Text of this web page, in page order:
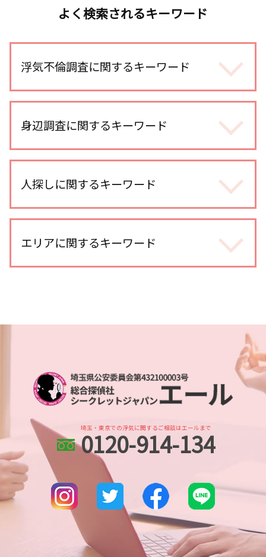
よく検索されるキーワード
浮気不倫調査に関するキーワード
不倫調査
マッチングアプリ 浮気
浮気調査 費用
浮気調査 期間
不倫調査 いくら かかった
不倫調査 探偵事務所
不倫調査 gps おすすめ
浮気調査 依頼
不倫調査 訴える
身辺調査に関するキーワード
身辺調査 おすすめ
身辺調査 期間
婚前調査
身辺調査 価格
身辺調査 違法
身辺調査 意味
身辺調査 ストーカー
身辺調査 いくら
身辺調査 期間 結婚
人探しに関するキーワード
人探し 必要な情報
人探し 写真だけ
復縁工作 探偵
人探し 探偵事務所
各種工作
人探し
人探し 名前だけ
出会い工作 探偵
家出調査 必要な情報
探偵 人探し どのくらい
人探し 見つからない
人探し 会いたい
探偵 人探し どこまで
エリアに関するキーワード
さいたま市 身辺調査
本川越的場 人探し
埼玉県 各種調査
埼玉県 DV被害 解決策
埼玉県 家出調査
川越市 浮気不倫調査
大宮公園 人探し
土呂 浮気不倫調査
武蔵浦和 人探し
北与野 身辺調査
埼玉県 ストーカー被害 対策
大宮公園 浮気不倫調査
越谷市 身辺調査
埼玉・東京での浮気に関するご相談はエールまで
0120-914-134